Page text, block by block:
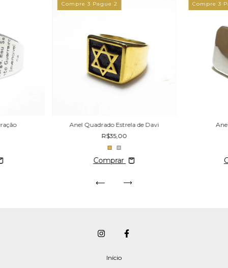
Compre 3 Pague 2
Anel Quadrado Estrela de Davi
R$35,00
Comprar
Compre 3
Início